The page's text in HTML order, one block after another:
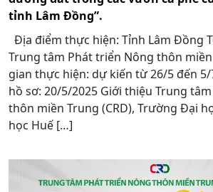
tỉnh Lâm Đồng”.
Địa điểm thực hiện: Tỉnh Lâm Đồng
Trung tâm Phát triển Nông thôn miền
gian thực hiện: dự kiến từ 26/5 đến
hồ sơ: 20/5/2025 Giới thiệu Trung
thôn miền Trung (CRD), Trường Đại
học Huế […]